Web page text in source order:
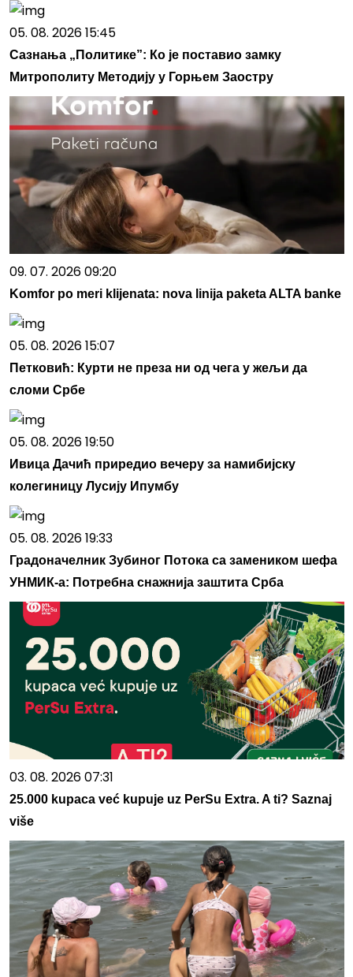
05. 08. 2026 15:45
Сазнања „Политике”: Ко је поставио замку
Митрополиту Методију у Горњем Заостру
09. 07. 2026 09:20
Komfor po meri klijenata: nova linija paketa ALTA banke
05. 08. 2026 15:07
Петковић: Курти не преза ни од чега у жељи да
сломи Србе
05. 08. 2026 19:50
Ивица Дачић приредио вечеру за намибијску
колегиницу Лусију Ипумбу
05. 08. 2026 19:33
Градоначелник Зубиног Потока са замеником шефа
УНМИК-а: Потребна снажнија заштита Срба
03. 08. 2026 07:31
25.000 kupaca već kupuje uz PerSu Extra. A ti? Saznaj
više